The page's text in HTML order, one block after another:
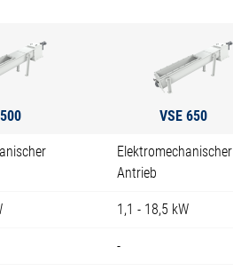
VSE 650
Elektromechanischer
Antrieb
1,1 - 18,5 kW
-